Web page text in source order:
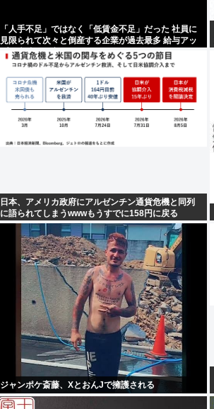
「人手不足」ではなく「低賃金不足」だった 社員に
見限られて次々と倒産する企業が過去最多 給与アッ
プが大嘘の現実
日本、アメリカ政府にアルゼンチン通貨危機と同列
に語られてしまうwwwもうすでに158円に戻る
ジャンポケ斎藤、XとおんJで擁護される